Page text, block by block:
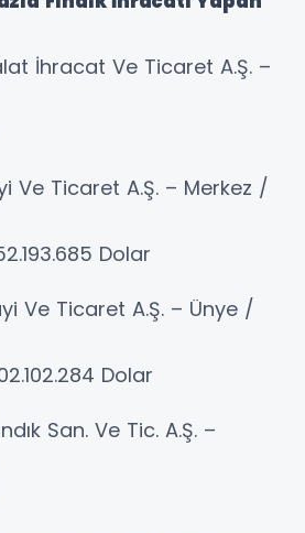
İhracat Ve Ticaret A.Ş. –
Ve Ticaret A.Ş. – Merkez /
Dolar
Ve Ticaret A.Ş. – Ünye /
Dolar
San. Ve Tic. A.Ş. –